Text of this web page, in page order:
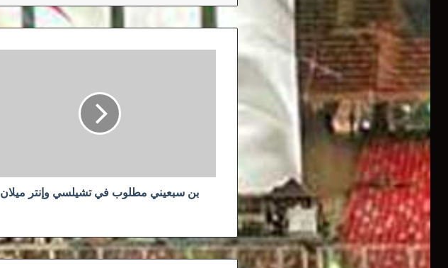
بن سبعيني مطلوب في تشيلسي وإنتر ميلان